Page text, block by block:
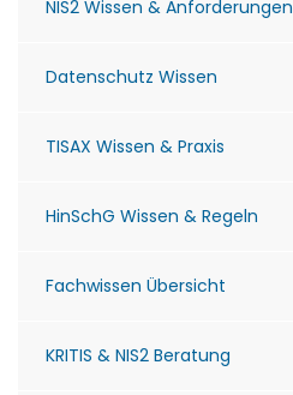
NIS2 Wissen & Anforderungen
Datenschutz Wissen
TISAX Wissen & Praxis
HinSchG Wissen & Regeln
Fachwissen Übersicht
KRITIS & NIS2 Beratung